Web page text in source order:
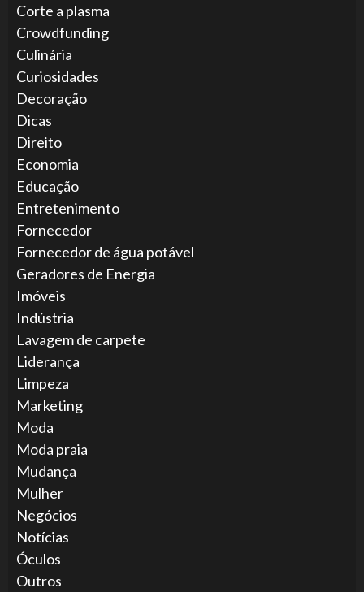
Corte a plasma
Crowdfunding
Culinária
Curiosidades
Decoração
Dicas
Direito
Economia
Educação
Entretenimento
Fornecedor
Fornecedor de água potável
Geradores de Energia
Imóveis
Indústria
Lavagem de carpete
Liderança
Limpeza
Marketing
Moda
Moda praia
Mudança
Mulher
Negócios
Notícias
Óculos
Outros